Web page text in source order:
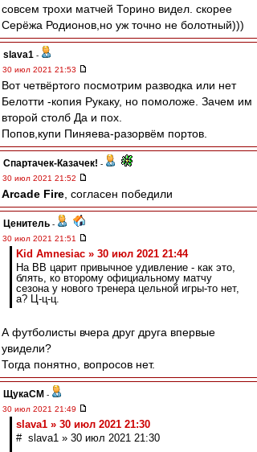
совсем трохи матчей Торино видел. скорее
Серёжа Родионов,но уж точно не болотный)))
slava1 -
30 июл 2021 21:53
Вот четвёртого посмотрим разводка или нет
Белотти -копия Рукаку, но помоложе. Зачем им
второй столб Да и пох.
Попов,купи Пиняева-разорвём портов.
Спартачек-Казачек! -
30 июл 2021 21:52
Arcade Fire , согласен победили
Ценитель -
30 июл 2021 21:51
Kid Amnesiac » 30 июл 2021 21:44
На ВВ царит привычное удивление - как это,
блять, ко второму официальному матчу
сезона у нового тренера цельной игры-то нет,
а? Ц-ц-ц.
А футболисты вчера друг друга впервые
увидели?
Тогда понятно, вопросов нет.
ЩукаСМ -
30 июл 2021 21:49
slava1 » 30 июл 2021 21:30
# slava1 » 30 июл 2021 21:30